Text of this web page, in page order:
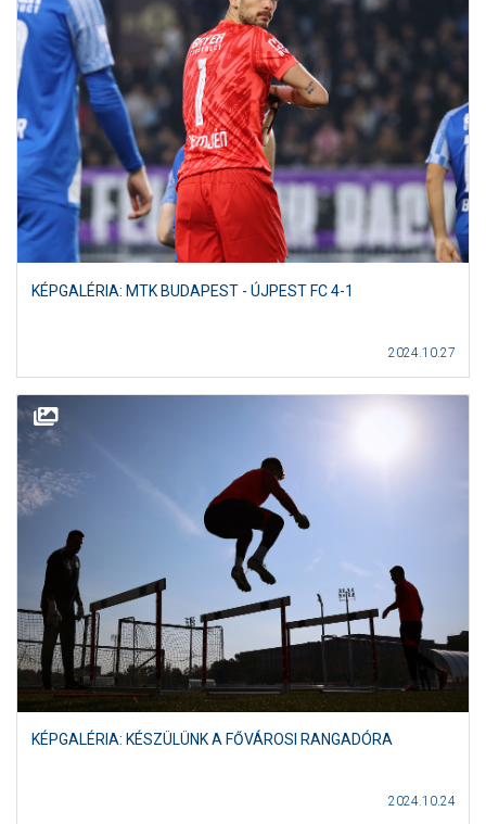
KÉPGALÉRIA: MTK BUDAPEST - ÚJPEST FC 4-1
2024.10.27
KÉPGALÉRIA: KÉSZÜLÜNK A FŐVÁROSI RANGADÓRA
2024.10.24